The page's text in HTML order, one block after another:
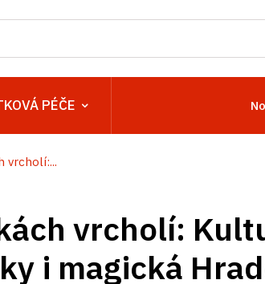
PÉČE
vrcholí:...
vrcholí:
i magická